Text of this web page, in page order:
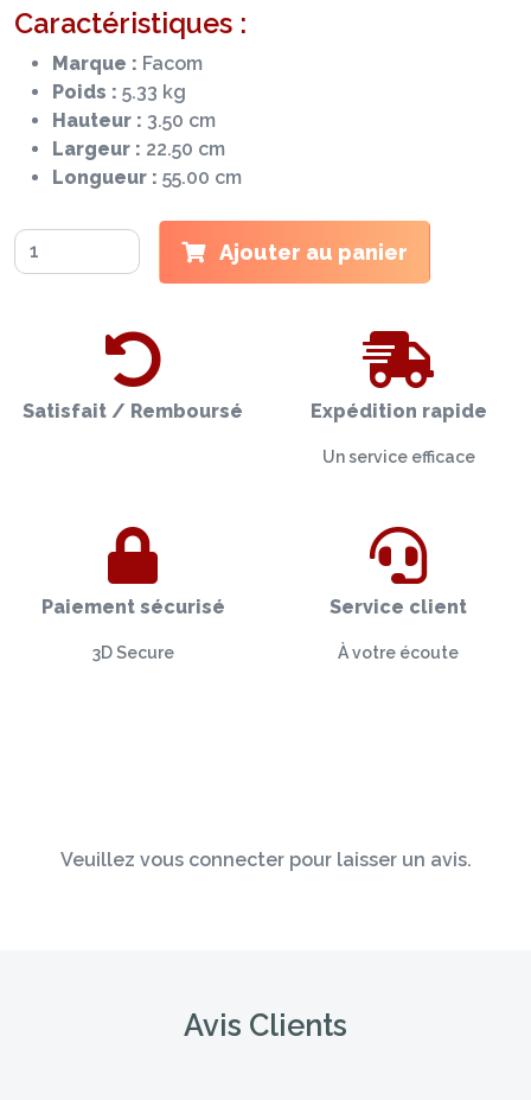
Caractéristiques :
Marque : Facom
Poids : 5.33 kg
Hauteur : 3.50 cm
Largeur : 22.50 cm
Longueur : 55.00 cm
Ajouter au panier
Satisfait / Remboursé Expédition rapide
Un service efficace
Paiement sécurisé
3D Secure
Service client
À votre écoute
Veuillez vous connecter pour laisser un avis.
Avis Clients